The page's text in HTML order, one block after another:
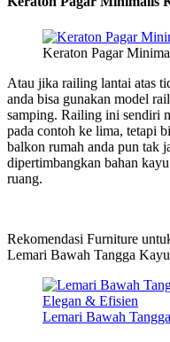
Keraton Pagar
Atau jika railing lantai atas
anda bisa gunakan model
samping. Railing ini sendiri
pada contoh ke lima, tetapi
balkon rumah anda pun tak
dipertimbangkan bahan
ruang.
Rekomendasi Furniture
Lemari Bawah Tangga
Lemari Bawah